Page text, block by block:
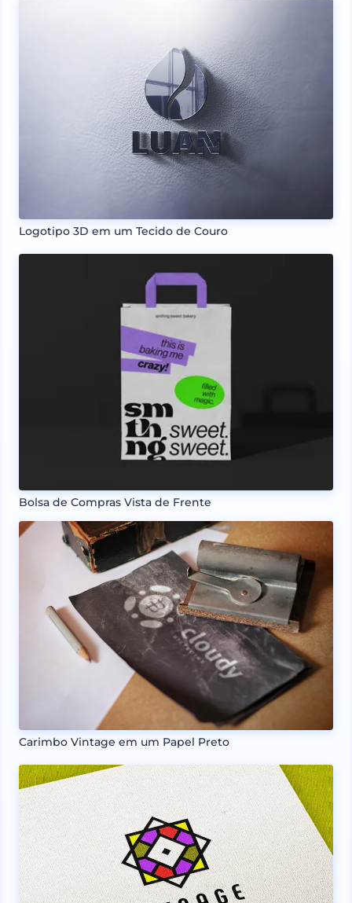
Logotipo 3D em um Tecido de Couro
Bolsa de Compras Vista de Frente
Carimbo Vintage em um Papel Preto